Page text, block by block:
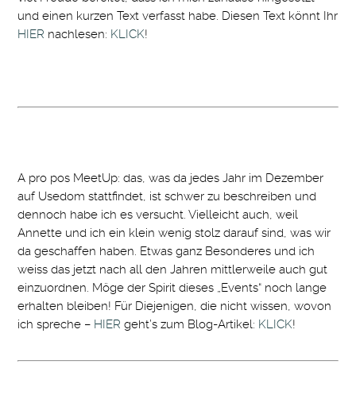
und einen kurzen Text verfasst habe. Diesen Text könnt Ihr
HIER nachlesen: KLICK!
A pro pos MeetUp: das, was da jedes Jahr im Dezember
auf Usedom stattfindet, ist schwer zu beschreiben und
dennoch habe ich es versucht. Vielleicht auch, weil
Annette und ich ein klein wenig stolz darauf sind, was wir
da geschaffen haben. Etwas ganz Besonderes und ich
weiss das jetzt nach all den Jahren mittlerweile auch gut
einzuordnen. Möge der Spirit dieses „Events“ noch lange
erhalten bleiben! Für Diejenigen, die nicht wissen, wovon
ich spreche – HIER geht’s zum Blog-Artikel: KLICK!